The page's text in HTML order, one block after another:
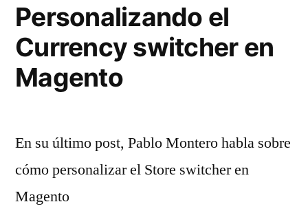
Personalizando el
Currency switcher en
Magento
En su último post, Pablo Montero habla sobre
cómo personalizar el Store switcher en
Magento